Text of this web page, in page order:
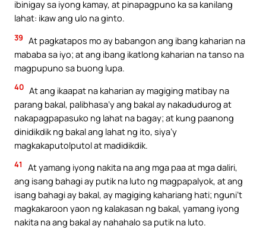
ibinigay sa iyong kamay, at pinapagpuno ka sa kanilang
lahat: ikaw ang ulo na ginto.
39 At pagkatapos mo ay babangon ang ibang kaharian na
mababa sa iyo; at ang ibang ikatlong kaharian na tanso na
magpupuno sa buong lupa.
40 At ang ikaapat na kaharian ay magiging matibay na
parang bakal, palibhasa’y ang bakal ay nakadudurog at
nakapagpapasuko ng lahat na bagay; at kung paanong
dinidikdik ng bakal ang lahat ng ito, siya’y
magkakaputolputol at madidikdik.
41
At yamang iyong nakita na ang mga paa at mga daliri,
ang isang bahagi ay putik na luto ng magpapalyok, at ang
isang bahagi ay bakal, ay magiging kahariang hati; nguni’t
magkakaroon yaon ng kalakasan ng bakal, yamang iyong
nakita na ang bakal ay nahahalo sa putik na luto.